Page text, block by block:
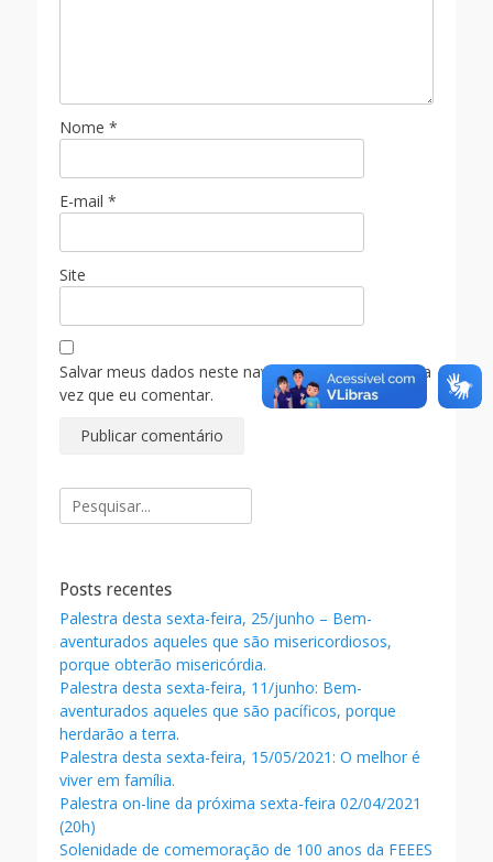
Nome *
E-mail *
Site
Salvar meus dados neste navegador para a próxima
vez que eu comentar.
Pesquisar
por:
Posts recentes
Palestra desta sexta-feira, 25/junho – Bem-
aventurados aqueles que são misericordiosos,
porque obterão misericórdia.
Palestra desta sexta-feira, 11/junho: Bem-
aventurados aqueles que são pacíficos, porque
herdarão a terra.
Palestra desta sexta-feira, 15/05/2021: O melhor é
viver em família.
Palestra on-line da próxima sexta-feira 02/04/2021
(20h)
Solenidade de comemoração de 100 anos da FEEES